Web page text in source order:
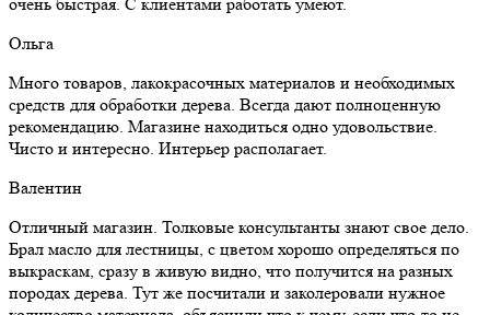
очень быстрая. С клиентами работать умеют.
Ольга
Много товаров, лакокрасочных материалов и необходимых
средств для обработки дерева. Всегда дают полноценную
рекомендацию. Магазине находиться одно удовольствие.
Чисто и интересно. Интерьер располагает.
Валентин
Отличный магазин. Толковые консультанты знают свое дело.
Брал масло для лестницы, с цветом хорошо определяться по
выкраскам, сразу в живую видно, что получится на разных
породах дерева. Тут же посчитали и заколеровали нужное